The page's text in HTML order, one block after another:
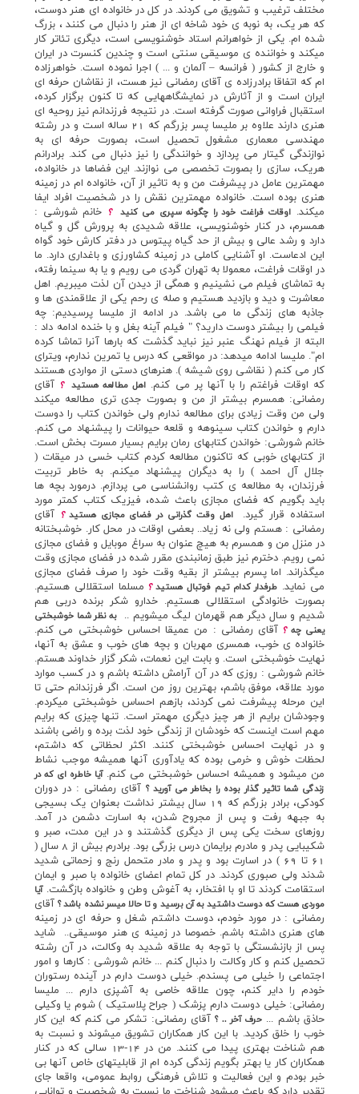
مختلف ترغيب و تشويق مي کردند. در کل در خانواده اي هنر دوست،
که هر يک، به نوبه ي خود شاخه اي از هنر را دنبال مي کنند ، بزرگ
شده ام. يکي از خواهرانم استاد خوشنويسي است، ديگري تئاتر کار
ميکند و خواننده ي موسيقي سنتي است و چندين کنسرت در ايران
و خارج از کشور ( فرانسه – آلمان و ... ) اجرا نموده است. خواهرزاده
ام که اتفاقا برادرزاده ي آقاي رمضاني نيز هست، از نقاشان حرفه اي
ايران است و از آثارش در نمايشگاههايي که تا کنون برگزار کرده،
استقبال فراواني صورت گرفته است. در نتيجه فرزندانم نيز روحيه اي
هنري دارند علاوه بر مليسا پسر بزرگم که 21 ساله است و در رشته
مهندسي معماري مشغول تحصيل است، بصورت حرفه اي به
نوازندگي گيتار مي پردازد و خوانندگي را نيز دنبال مي کند. برادرانم
هريک، سازي را بصورت تخصصي مي نوازند. اين فضاها در خانواده،
مهمترين عامل در پيشرفت من و به تاثير از آن، خانواده ام در زمينه
هنري بوده است. خانواده مهمترين نقش را در شخصيت افراد ايفا
ميکند. اوقات فراغت خود را چگونه سپري مي کنيد ؟ خانم شورشي :
همسرم، در کنار خوشنويسي، علاقه شديدي به پرورش گل و گياه
دارد و رشد عالي و بيش از حد گياه پيتوس در دفتر کارش خود گواه
اين ادعاست. او آشنايي کاملي در زمينه کشاورزي و باغداري دارد. ما
در اوقات فراغت، معمولا به تهران گردي مي رويم و يا به سينما رفته،
به تماشاي فيلم مي نشينيم و همگي از ديدن آن لذت ميبريم. اهل
معاشرت و ديد و بازديد هستيم و صله ي رحم يکي از علاقمندي ها و
جاذبه هاي زندگي ما مي باشد. در ادامه از مليسا پرسيديم: چه
فيلمي را بيشتر دوست داريد؟ " فيلم آينه بغل و با خنده ادامه داد :
البته از فيلم نهنگ عنبر نيز نبايد گذشت که بارها آنرا تماشا کرده
ام". مليسا ادامه ميدهد: در مواقعي که درس يا تمرين ندارم، ويتراي
کار مي کنم ( نقاشي روي شيشه ). هنرهاي دستي از مواردي هستند
که اوقات فراغتم را با آنها پر مي کنم. اهل مطالعه هستيد ؟ آقاي
رمضاني: همسرم بيشتر از من و بصورت جدي تري مطالعه ميکند
ولي من وقت زيادي براي مطالعه ندارم ولي خواندن کتاب را دوست
دارم و خواندن کتاب سينوهه و قلعه حيوانات را پيشنهاد مي کنم.
خانم شورشي: خواندن کتابهاي رمان برايم بسيار مسرت بخش است.
از کتابهاي خوبي که تاکنون مطالعه کردم کتاب خسي در ميقات (
جلال آل احمد ) را به ديگران پيشنهاد ميکنم. به خاطر تربيت
فرزندان، به مطالعه ي کتب روانشناسي مي پردازم. درمورد بچه ها
بايد بگويم که فضاي مجازي باعث شده، فيزيک کتاب کمتر مورد
استفاده قرار گيرد.
اهل وقت گذراني در فضاي مجازي هستيد ؟ آقاي
رمضاني : هستم ولي نه زياد.. بعضي اوقات در محل کار. خوشبختانه
در منزل من و همسرم به هيچ عنوان به سراغ موبايل و فضاي مجازي
نمي رويم. دخترم نيز طبق زمانبندي مقرر شده در فضاي مجازي وقت
ميگذراند. اما پسرم بيشتر از بقيه وقت خود را صرف فضاي مجازي
مي نمايد. طرفدار کدام تيم فوتبال هستيد؟ مسلما استقلالي هستيم.
بصورت خانوادگي استقلالي هستيم. خدارو شکر برنده دربي هم
شديم و سال ديگر هم قهرمان ليگ ميشويم ..
به نظر شما خوشبختي
يعني چه ؟ آقاي رمضاني : من عميقا احساس خوشبختي مي کنم.
خانواده ي خوب، همسري مهربان و بچه هاي خوب و عشق به آنها،
نهايت خوشبختي است. و بابت اين نعمات، شکر گزار خداوند هستم.
خانم شورشي : روزي که در آن آرامش داشته باشم و در کسب موارد
مورد علاقه، موفق باشم، بهترين روز من است. اگر فرزندانم حتي تا
اين مرحله پيشرفت نمي کردند، بازهم احساس خوشبختي ميکردم.
وجودشان برايم از هر چيز ديگري مهمتر است. تنها چيزي که برايم
مهم است اينست که خودشان از زندگي خود لذت برده و راضي باشند
و در نهايت احساس خوشبختي کنند. اکثر لحظاتي که داشتم،
لحظات خوش و خرمي بوده که يادآوري آنها هميشه موجب نشاط
من ميشود و هميشه احساس خوشبختي مي کنم.آيا خاطره اي که در
زندگي شما تاثير گذار بوده را بخاطر مي آوريد ؟ آقاي رمضاني : در دوران
کودکي، برادر بزرگم که 19 سال بيشتر نداشت بعنوان يک بسيجي
به جبهه رفت و پس از مجروح شدن، به اسارت دشمن در آمد.
روزهاي سخت يکي پس از ديگري گذشتند و در اين مدت، صبر و
شکيبايي پدر و مادرم برايمان درس بزرگي بود. برادرم بيش از 8 سال (
61 تا 69 ) در اسارت بود و پدر و مادر متحمل رنج و زحماتي شديد
شدند ولي صبوري کردند. در کل تمام اعضاي خانواده با صبر و ايمان
استقامت کردند تا او با افتخار، به آغوش وطن و خانواده بازگشت.آيا
موردي هست که دوست داشتيد به آن برسيد و تا حالا ميسر نشده باشد ؟آقاي
رمضاني : در مورد خودم، دوست داشتم شغل و حرفه اي در زمينه
هاي هنري داشته باشم. خصوصا در زمينه ي هنر موسيقي.. شايد
پس از بازنشستگي با توجه به علاقه شديد به وکالت، در آن رشته
تحصيل کنم و کار وکالت را دنبال کنم ... خانم شورشي : کارها و امور
اجتماعي را خيلي مي پسندم. خيلي دوست دارم در آينده رستوران
خودم را داير کنم، چون علاقه خاصي به آشپزي دارم ... مليسا
رمضاني: خيلي دوست دارم پزشک ( جراح پلاستيک ) شوم يا وکيلي
حاذق باشم ... حرف آخر .. ؟آقاي رمضاني: تشکر مي کنم که اين کار
خوب را خلق کرديد. با اين کار همکاران تشويق ميشوند و نسبت به
هم شناخت بهتري پيدا مي کنند. من در 14-13 سالي که در کنار
همکاران کار يا بهتر بگويم زندگي کرده ام از قابليتهاي خاص آنها بي
خبر بودم و اين فعاليت و تلاش فرهنگي روابط عمومي، واقعا جاي